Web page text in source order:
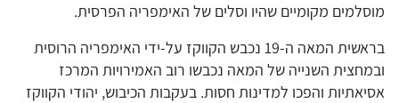
מוסלמים מקומיים שהיו וסלים של האימפריה הפרסית.
בראשית המאה ה-19 נכבש הקווקז על-ידי האימפריה הרוסית
ובמחצית השנייה של המאה נכבשו רוב האמירויות המרכז
אסיאתיות והפכו למדינות חסות. בעקבות הכיבוש, יהודי הקווקז